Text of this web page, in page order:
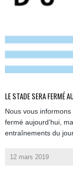
LE STADE SERA FERMÉ
Nous vous
fermé aujourd’hui,
entraînements du
12 mars 2019